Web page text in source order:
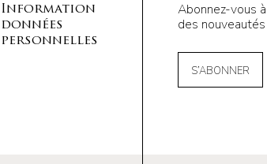
Information
données
personnelles
Abonnez-vous
des
S’ABONNER